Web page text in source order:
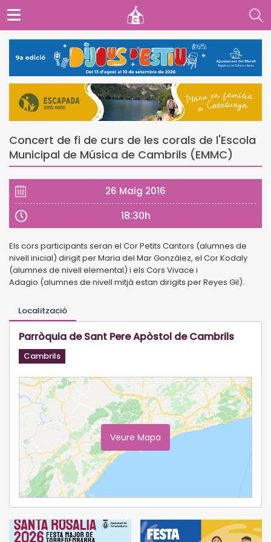
Concert de fi de curs de les corals de l'Escola
Municipal de Música de Cambrils (EMMC)
26 Maig 2016
18:30h
Els cors participants seran el Cor Petits Cantors (alumnes de
nivell inicial) dirigit per Maria del Mar González, el Cor Kodaly
(alumnes de nivell elemental) i els Cors Vivace i
Adagio (alumnes de nivell mitjà estan dirigits per Reyes Gil).
Localització
Parròquia de Sant Pere Apòstol de Cambrils
Cambrils
Veure Mapa